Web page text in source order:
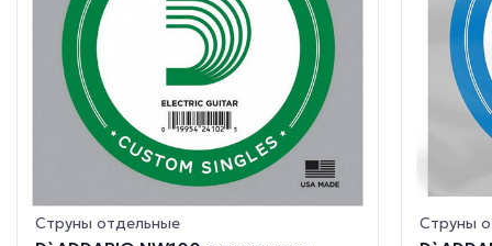
Струны отдельные Струны